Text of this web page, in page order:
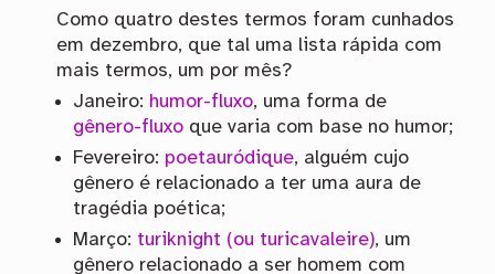
Como quatro destes termos foram cunhados
em dezembro, que tal uma lista rápida com
mais termos, um por mês?
Janeiro: humor-fluxo, uma forma de
gênero-fluxoque varia com base no humor;
Fevereiro: poetauródique, alguém cujo
gênero é relacionado a ter uma aura de
tragédia poética;
Março: turiknight (ou turicavaleire), um
gênero relacionado a ser homem com